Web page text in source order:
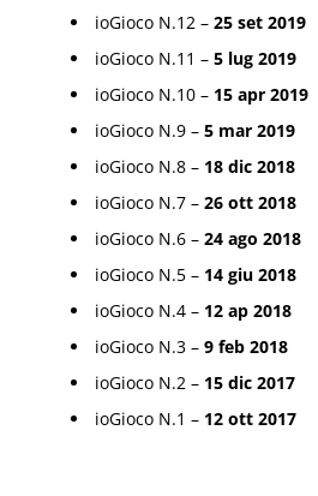
ioGioco N.12 – 25 set 2019
ioGioco N.11 – 5 lug 2019
ioGioco N.10 – 15 apr 2019
ioGioco N.9 – 5 mar 2019
ioGioco N.8 – 18 dic 2018
ioGioco N.7 – 26 ott 2018
ioGioco N.6 – 24 ago 2018
ioGioco N.5 – 14 giu 2018
ioGioco N.4 – 12 ap 2018
ioGioco N.3 – 9 feb 2018
ioGioco N.2 – 15 dic 2017
ioGioco N.1 – 12 ott 2017